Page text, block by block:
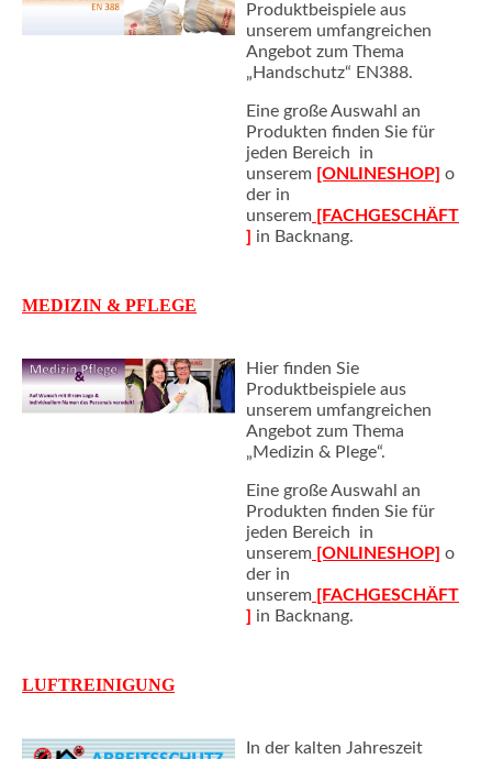
Produktbeispiele aus
unserem umfangreichen
Angebot zum Thema
„Handschutz“ EN388.
Eine große Auswahl an
Produkten finden Sie für
jeden Bereich in
unserem [ONLINESHOP] o
der in
unserem [FACHGESCHÄFT
] in Backnang.
MEDIZIN & PFLEGE
Hier finden Sie
Produktbeispiele aus
unserem umfangreichen
Angebot zum Thema
„Medizin & Plege“.
Eine große Auswahl an
Produkten finden Sie für
jeden Bereich in
unserem [ONLINESHOP] o
der in
unserem [FACHGESCHÄFT
] in Backnang.
LUFTREINIGUNG
In der kalten Jahreszeit